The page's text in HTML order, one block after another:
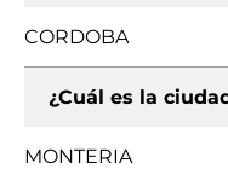
CORDOBA
¿Cuál es la
MONTERIA